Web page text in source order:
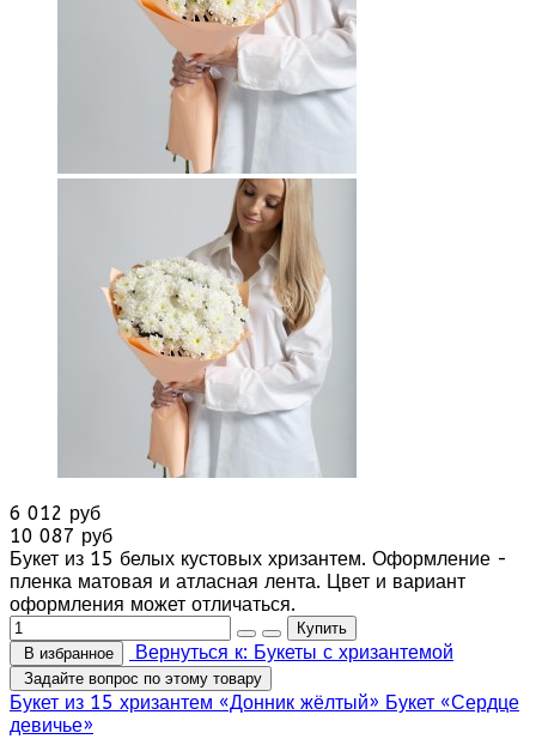
6 012 руб
10 087 руб
Букет из 15 белых кустовых хризантем. Оформление -
пленка матовая и атласная лента. Цвет и вариант
оформления может отличаться.
В избранное Вернуться к: Букеты с хризантемой
Задайте вопрос по этому товару
Букет из 15 хризантем «Донник жёлтый» Букет «Сердце
девичье»